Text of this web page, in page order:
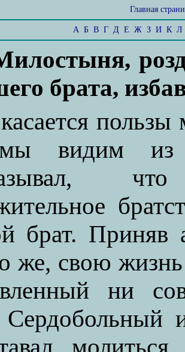
Главная
А Б В Г Д Е Ж З И К Л
брата,
видим из
брат. Приняв
же, свою
ни